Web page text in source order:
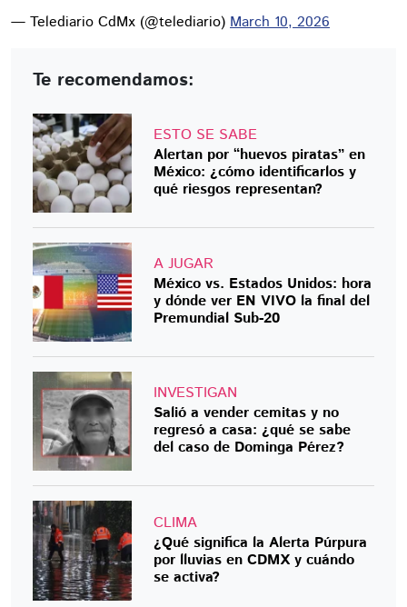
— Telediario CdMx (@telediario) March 10, 2026
Te recomendamos:
ESTO SE SABE
Alertan por “huevos piratas” en
México: ¿cómo identificarlos y
qué riesgos representan?
A JUGAR
México vs. Estados Unidos: hora
y dónde ver EN VIVO la final del
Premundial Sub-20
INVESTIGAN
Salió a vender cemitas y no
regresó a casa: ¿qué se sabe
del caso de Dominga Pérez?
CLIMA
¿Qué significa la Alerta Púrpura
por lluvias en CDMX y cuándo
se activa?